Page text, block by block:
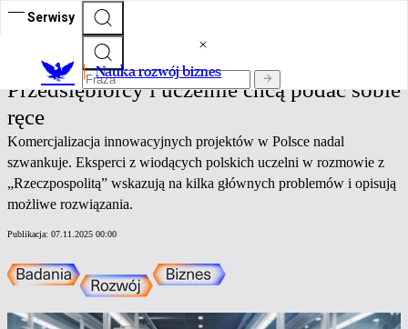
Serwisy
Nauka rozwój biznes
Nauka rozwój biznes
Przedsiębiorcy i uczelnie chcą podać sobie
ręce
Komercjalizacja innowacyjnych projektów w Polsce nadal
szwankuje. Eksperci z wiodących polskich uczelni w rozmowie z
„Rzeczpospolitą” wskazują na kilka głównych problemów i opisują
możliwe rozwiązania.
Publikacja: 07.11.2025 00:00